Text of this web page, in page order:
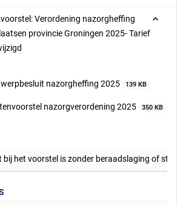
Verordening nazorgheffing
provincie Groningen 2025- Tarief
nazorgheffing 2025
139 KB
nazorgverordening 2025 350 KB
bij het voorstel is zonder beraadslaging of